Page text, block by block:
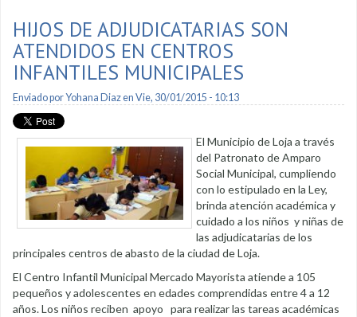
HIJOS DE ADJUDICATARIAS SON
ATENDIDOS EN CENTROS
INFANTILES MUNICIPALES
Enviado porYohana Diazen Vie, 30/01/2015 - 10:13
El Municipio de Loja a través
del Patronato de Amparo
Social Municipal, cumpliendo
con lo estipulado en la Ley,
brinda atención académica y
cuidado a los niños y niñas de
las adjudicatarias de los
principales centros de abasto de la ciudad de Loja.
El Centro Infantil Municipal Mercado Mayorista atiende a 105
pequeños y adolescentes en edades comprendidas entre 4 a 12
años. Los niños reciben apoyo para realizar las tareas académicas